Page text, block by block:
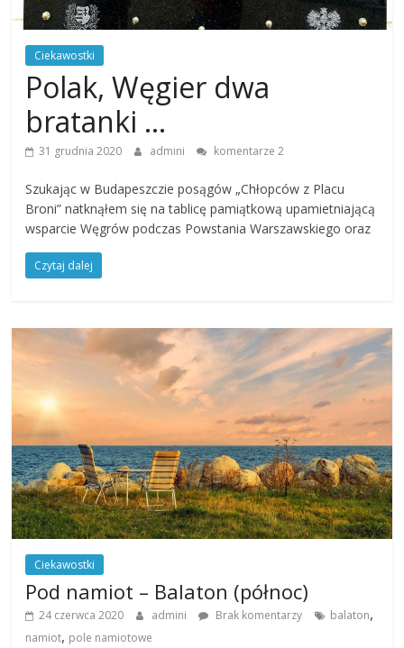
Ciekawostki
Polak, Węgier dwa
bratanki …
31 grudnia 2020 admini komentarze 2
Szukając w Budapeszczie posągów „Chłopców z Placu
Broni” natknąłem się na tablicę pamiątkową upamietniającą
wsparcie Węgrów podczas Powstania Warszawskiego oraz
Czytaj dalej
Ciekawostki
Pod namiot – Balaton (północ)
24 czerwca 2020 admini Brak komentarzy balaton,
namiot, pole namiotowe